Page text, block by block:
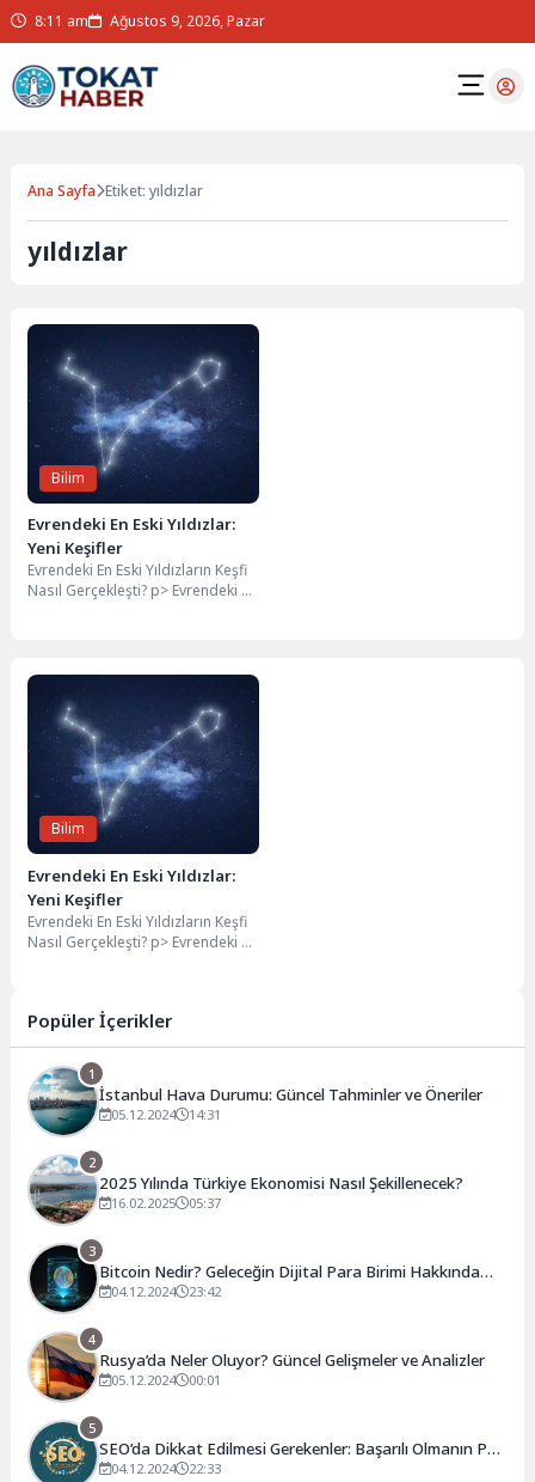
8:11 am Ağustos 9, 2026, Pazar
Ana Sayfa Etiket: yıldızlar
yıldızlar
Bilim
Evrendeki En Eski Yıldızlar:
Yeni Keşifler
Evrendeki En Eski Yıldızların Keşfi
Nasıl Gerçekleşti? p> Evrendeki En
Bilim
Evrendeki En Eski Yıldızlar:
Yeni Keşifler
Evrendeki En Eski Yıldızların Keşfi
Nasıl Gerçekleşti? p> Evrendeki En
Popüler İçerikler
1
İstanbul Hava Durumu: Güncel Tahminler ve Öneriler
05.12.2024 14:31
2
2025 Yılında Türkiye Ekonomisi Nasıl Şekillenecek?
16.02.2025 05:37
3
Bitcoin Nedir? Geleceğin Dijital Para Birimi Hakkında
Bilmeniz Gerekenler
04.12.2024 23:42
4
Rusya’da Neler Oluyor? Güncel Gelişmeler ve Analizler
05.12.2024 00:01
5
SEO’da Dikkat Edilmesi Gerekenler: Başarılı Olmanın Püf
Noktaları
04.12.2024 22:33